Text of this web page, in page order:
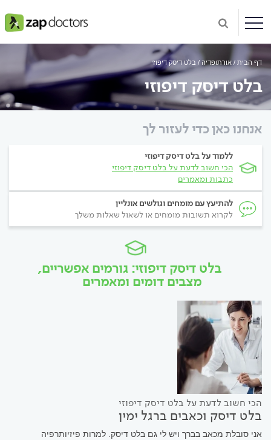
דף הבית אורתופדיה בלט דיסק דיפוזי
בלט דיסק דיפוזי
אנחנו כאן כדי לעזור לך
ללמוד על בלט דיסק דיפוזי
הכי חשוב לדעת על בלט דיסק דיפוזי
כתבות ומאמרים
להתיעץ עם מומחים וגולשים אונליין
לקרוא תשובות מומחים או לשאול שאלות משלך
בלט דיסק דיפוזי: גורמים אפשריים,
מצבים דומים ומאמרים
הכי חשוב לדעת על בלט דיסק דיפוזי
בלט דיסק וכאבים ברגל ימין
אני סובלת מכאב בברך ויש לי גם בלט דיסק. למרות פיזיותרפיה